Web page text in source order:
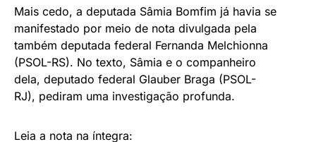
Mais cedo, a deputada Sâmia Bomfim já havia se
manifestado por meio de nota divulgada pela
também deputada federal Fernanda Melchionna
(PSOL-RS). No texto, Sâmia e o companheiro
dela, deputado federal Glauber Braga (PSOL-
RJ), pediram uma investigação profunda.
Leia a nota na íntegra: